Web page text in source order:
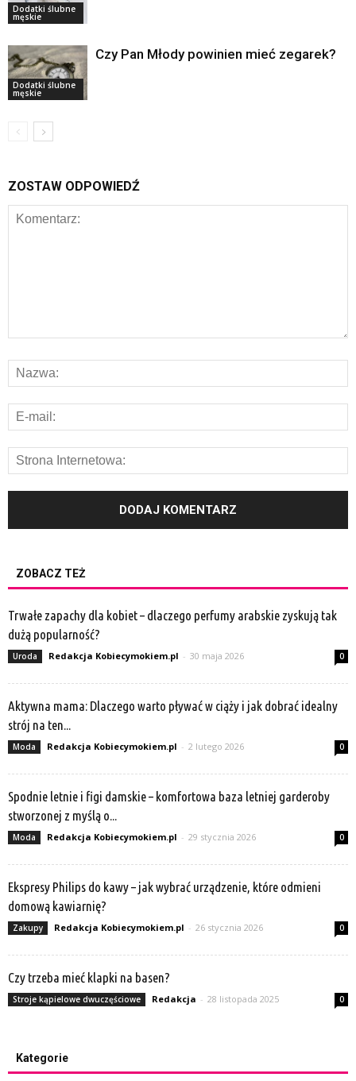
Dodatki ślubne
męskie
Dodatki ślubne
męskie
Czy Pan Młody powinien mieć zegarek?
ZOSTAW ODPOWIEDŹ
ZOBACZ TEŻ
Trwałe zapachy dla kobiet – dlaczego perfumy arabskie zyskują tak
dużą popularność?
Uroda Redakcja Kobiecymokiem.pl - 30 maja 2026 0
Aktywna mama: Dlaczego warto pływać w ciąży i jak dobrać idealny
strój na ten...
Moda Redakcja Kobiecymokiem.pl - 2 lutego 2026 0
Spodnie letnie i figi damskie – komfortowa baza letniej garderoby
stworzonej z myślą o...
Moda Redakcja Kobiecymokiem.pl - 29 stycznia 2026 0
Ekspresy Philips do kawy – jak wybrać urządzenie, które odmieni
domową kawiarnię?
Zakupy Redakcja Kobiecymokiem.pl - 26 stycznia 2026 0
Czy trzeba mieć klapki na basen?
Stroje kąpielowe dwuczęściowe Redakcja - 28 listopada 2025 0
Kategorie